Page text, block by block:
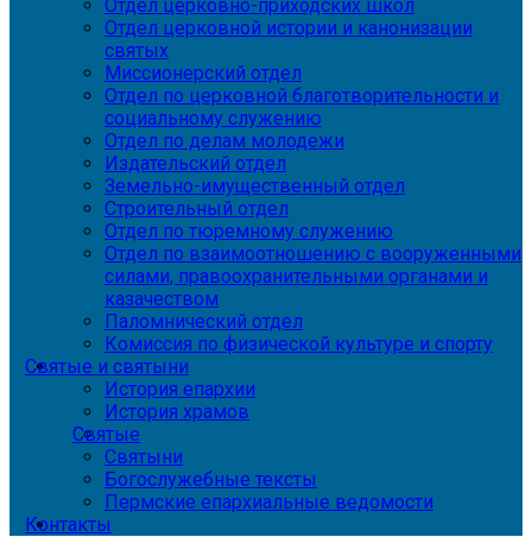
Отдел церковно-приходских школ
Отдел церковной истории и канонизации
святых
Миссионерский отдел
Отдел по церковной благотворительности и
социальному служению
Отдел по делам молодежи
Издательский отдел
Земельно-имущественный отдел
Строительный отдел
Отдел по тюремному служению
Отдел по взаимоотношению с вооруженными
силами, правоохранительными органами и
казачеством
Паломнический отдел
Комиссия по физической культуре и спорту
Святые и святыни
История епархии
История храмов
Святые
Святыни
Богослужебные тексты
Пермские епархиальные ведомости
Контакты